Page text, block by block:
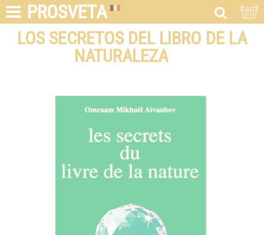
PROSVETA
LOS SECRETOS DEL LIBRO DE LA
NATURALEZA